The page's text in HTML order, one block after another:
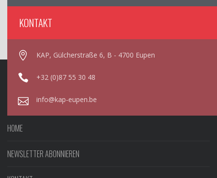
KONTAKT
KAP, Gülcherstraße 6, B - 4700 Eupen
+32 (0)87 55 30 48
info@kap-eupen.be
HOME
NEWSLETTER ABONNIEREN